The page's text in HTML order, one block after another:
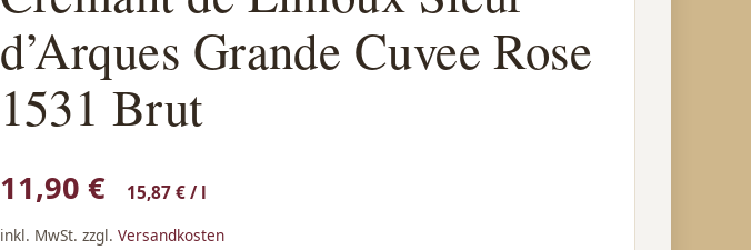
d’Arques Grande Cuvee Rose
1531 Brut
11,90 € 15,87 €/ l
inkl. MwSt. zzgl. Versandkosten